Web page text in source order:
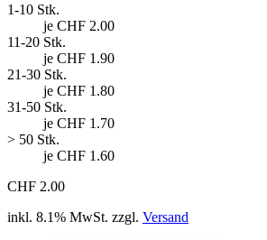
1-10 Stk.
je CHF 2.00
11-20 Stk.
je CHF 1.90
21-30 Stk.
je CHF 1.80
31-50 Stk.
je CHF 1.70
> 50 Stk.
je CHF 1.60
CHF 2.00
inkl. 8.1% MwSt. zzgl. Versand